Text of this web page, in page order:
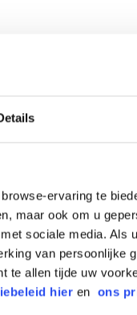
ervaring te
maar ook om u
sociale media. Als
van persoonlijke
te allen tijde uw
hier en ons
of aandeel het door
dan zorgt Saxo er
bracket-limiet int u op
in. Saxo houdt voor
uw order naar de
kunt plaatsen.